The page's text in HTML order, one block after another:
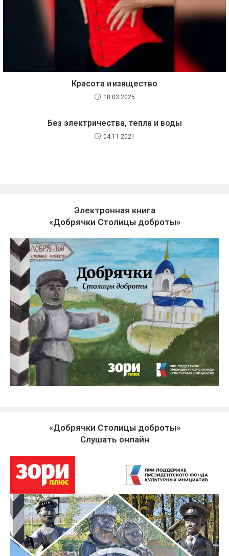
Красота и изящество
18.03.2025
Без электричества, тепла и воды
04.11.2021
Электронная книга
«Добрячки Столицы доброты»
«Добрячки Столицы доброты»
Слушать онлайн